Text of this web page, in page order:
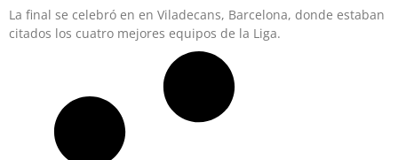
La final se celebró en en Viladecans, Barcelona, donde estaban
citados los cuatro mejores equipos de la Liga.